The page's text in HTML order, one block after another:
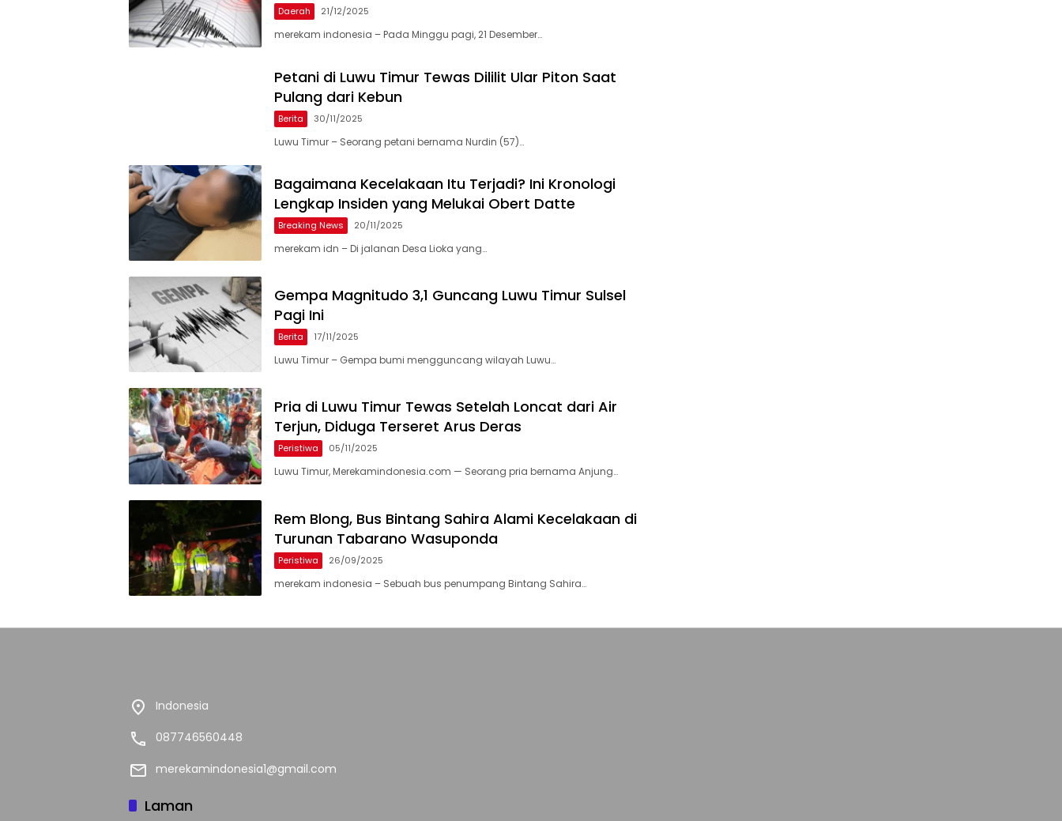
Daerah 21/12/2025
merekam indonesia – Pada Minggu pagi, 21 Desember…
Petani di Luwu Timur Tewas Dililit Ular Piton Saat
Pulang dari Kebun
Berita 30/11/2025
Luwu Timur – Seorang petani bernama Nurdin (57)…
Bagaimana Kecelakaan Itu Terjadi? Ini Kronologi
Lengkap Insiden yang Melukai Obert Datte
Breaking News 20/11/2025
merekam idn – Di jalanan Desa Lioka yang…
Gempa Magnitudo 3,1 Guncang Luwu Timur Sulsel
Pagi Ini
Berita 17/11/2025
Luwu Timur – Gempa bumi mengguncang wilayah Luwu…
Pria di Luwu Timur Tewas Setelah Loncat dari Air
Terjun, Diduga Terseret Arus Deras
Peristiwa 05/11/2025
Luwu Timur, Merekamindonesia.com — Seorang pria bernama Anjung…
Rem Blong, Bus Bintang Sahira Alami Kecelakaan di
Turunan Tabarano Wasuponda
Peristiwa 26/09/2025
merekam indonesia – Sebuah bus penumpang Bintang Sahira…
Indonesia
087746560448
merekamindonesia1@gmail.com
Laman